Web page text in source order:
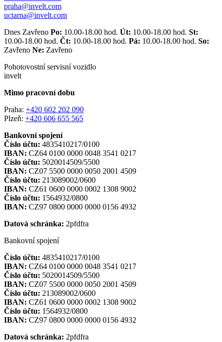
praha@invelt.com
uctarna@invelt.com
Dnes Zavřeno Po: 10.00-18.00 hod. Út: 10.00-18.00 hod. St:
10.00-18.00 hod. Čt: 10.00-18.00 hod. Pá: 10.00-18.00 hod. So:
Zavřeno Ne: Zavřeno
Pohotovostní servisní vozidlo
invelt
Mimo pracovní dobu
Praha: +420 602 202 090
Plzeň: +420 606 655 565
Bankovní spojení
Číslo účtu: 4835410217/0100
IBAN: CZ64 0100 0000 0048 3541 0217
Číslo účtu: 5020014509/5500
IBAN: CZ07 5500 0000 0050 2001 4509
Číslo účtu: 213089002/0600
IBAN: CZ61 0600 0000 0002 1308 9002
Číslo účtu: 1564932/0800
IBAN: CZ97 0800 0000 0000 0156 4932
Datová schránka: 2pfdfra
Bankovní spojení
Číslo účtu: 4835410217/0100
IBAN: CZ64 0100 0000 0048 3541 0217
Číslo účtu: 5020014509/5500
IBAN: CZ07 5500 0000 0050 2001 4509
Číslo účtu: 213089002/0600
IBAN: CZ61 0600 0000 0002 1308 9002
Číslo účtu: 1564932/0800
IBAN: CZ97 0800 0000 0000 0156 4932
Datová schránka: 2pfdfra